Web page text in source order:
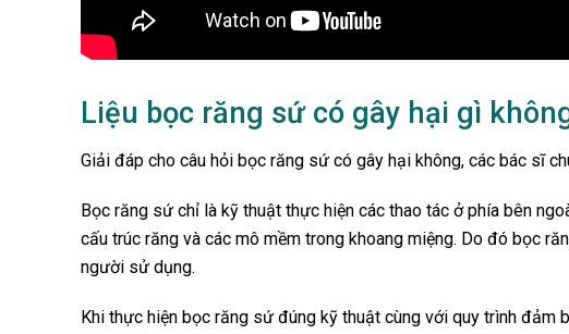
Liệu bọc răng sứ có gây hại gì
Giải đáp cho câu hỏi bọc răng sứ có gây hại không, các bác sĩ
Bọc răng sứ chỉ là kỹ thuật thực hiện các thao tác ở phía bên
cấu trúc răng và các mô mềm trong khoang miệng. Do đó bọc
người sử dụng.
Khi thực hiện bọc răng sứ đúng kỹ thuật cùng với quy trình đảm